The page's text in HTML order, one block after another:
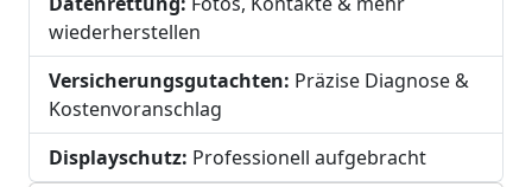
wiederherstellen
Versicherungsgutachten: Präzise Diagnose &
Kostenvoranschlag
Displayschutz: Professionell aufgebracht